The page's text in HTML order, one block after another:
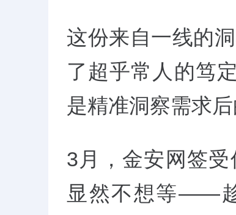
这份来自一线的
了超乎常人的笃
是精准洞察需求后
3月，金安网签
显然不想等——